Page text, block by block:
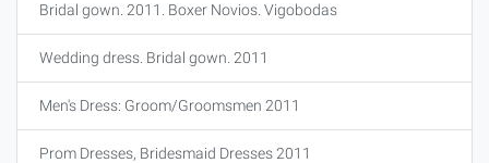
Bridal gown. 2011. Boxer Novios. Vigobodas
Wedding dress. Bridal gown. 2011
Men's Dress: Groom/Groomsmen 2011
Prom Dresses, Bridesmaid Dresses 2011